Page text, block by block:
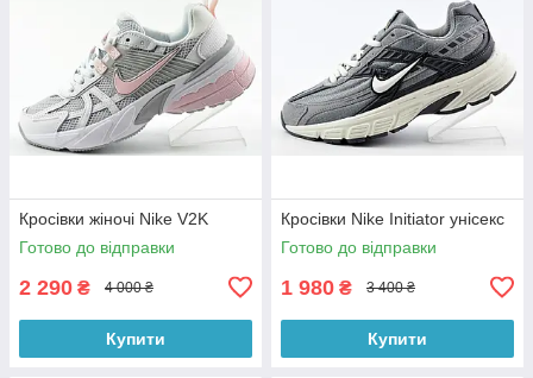
Кросівки жіночі Nike V2K
Готово до відправки
2 290 ₴ 4 000 ₴
Купити
Кросівки Nike Initiator унісекс
Готово до відправки
1 980 ₴ 3 400 ₴
Купити